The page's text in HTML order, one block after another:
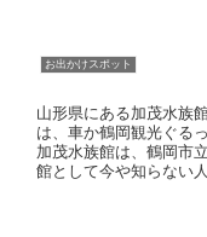
お出かけスポット
山形県にある加茂水族
は、車か鶴岡観光ぐる
加茂水族館は、鶴岡市
館として今や知らない